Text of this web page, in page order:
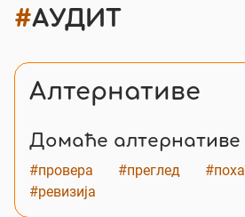
#AУДИТ
Алтернативе
Домаће алтернативе
#провера #преглед
#ревизија